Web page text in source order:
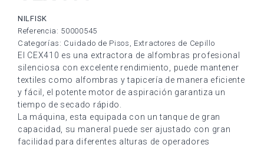
NILFISK
Referencia: 50000545
Categorías: Cuidado de Pisos , Extractores de Cepillo
El CEX410 es una extractora de alfombras profesional
silenciosa con excelente rendimiento, puede mantener
textiles como alfombras y tapicería de manera eficiente
y fácil, el potente motor de aspiración garantiza un
tiempo de secado rápido.
La máquina, esta equipada con un tanque de gran
capacidad, su maneral puede ser ajustado con gran
facilidad para diferentes alturas de operadores